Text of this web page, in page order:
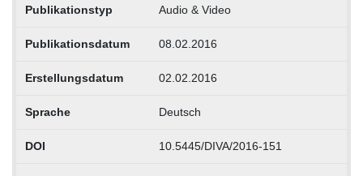
Publikationstyp Audio & Video
Publikationsdatum 08.02.2016
Erstellungsdatum 02.02.2016
Sprache Deutsch
DOI 10.5445/DIVA/2016-151